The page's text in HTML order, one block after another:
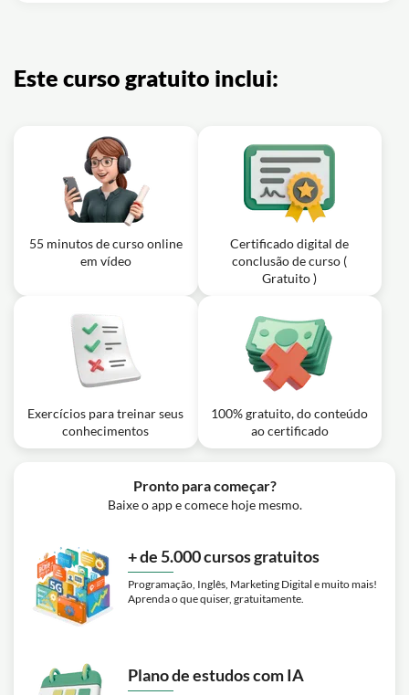
Este curso gratuito inclui:
55 minutos de curso online
em vídeo
Certificado digital de
conclusão de curso (
Gratuito )
Exercícios para treinar seus
conhecimentos
100% gratuito, do conteúdo
ao certificado
Pronto para começar?
Baixe o app e comece hoje mesmo.
+ de 5.000 cursos gratuitos
Programação, Inglês, Marketing Digital e muito mais!
Aprenda o que quiser, gratuitamente.
Plano de estudos com IA